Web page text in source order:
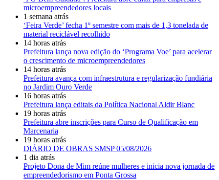
microempreendedores locais
1 semana atrás
‘Feira Verde’ fecha 1º semestre com mais de 1,3 tonelada de
material reciclável recolhido
14 horas atrás
Prefeitura lança nova edição do ‘Programa Voe’ para acelerar
o crescimento de microempreendedores
14 horas atrás
Prefeitura avança com infraestrutura e regularização fundiária
no Jardim Ouro Verde
16 horas atrás
Prefeitura lança editais da Política Nacional Aldir Blanc
19 horas atrás
Prefeitura abre inscrições para Curso de Qualificação em
Marcenaria
19 horas atrás
DIÁRIO DE OBRAS SMSP 05/08/2026
1 dia atrás
Projeto Dona de Mim reúne mulheres e inicia nova jornada de
empreendedorismo em Ponta Grossa